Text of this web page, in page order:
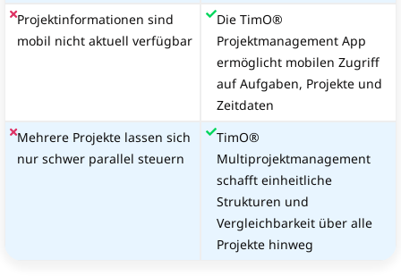
Projektinformationen sind
mobil nicht aktuell verfügbar
Die TimO®
Projektmanagement App
ermöglicht mobilen Zugriff
auf Aufgaben, Projekte und
Zeitdaten
Mehrere Projekte lassen sich
nur schwer parallel steuern
TimO®
Multiprojektmanagement
schafft einheitliche
Strukturen und
Vergleichbarkeit über alle
Projekte hinweg